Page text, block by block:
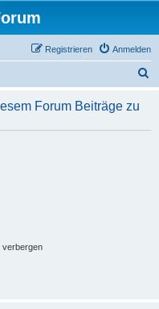
Anmelden
Registrieren
h
Forum Beiträge zu
verbergen